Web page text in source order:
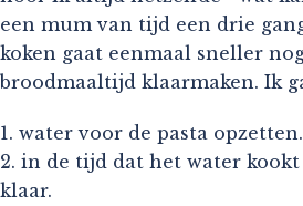
een mum van tijd een drie
koken gaat eenmaal sneller
broodmaaltijd klaarmaken. Ik
1. water voor de pasta opzetten.
2. in de tijd dat het water kookt
klaar.